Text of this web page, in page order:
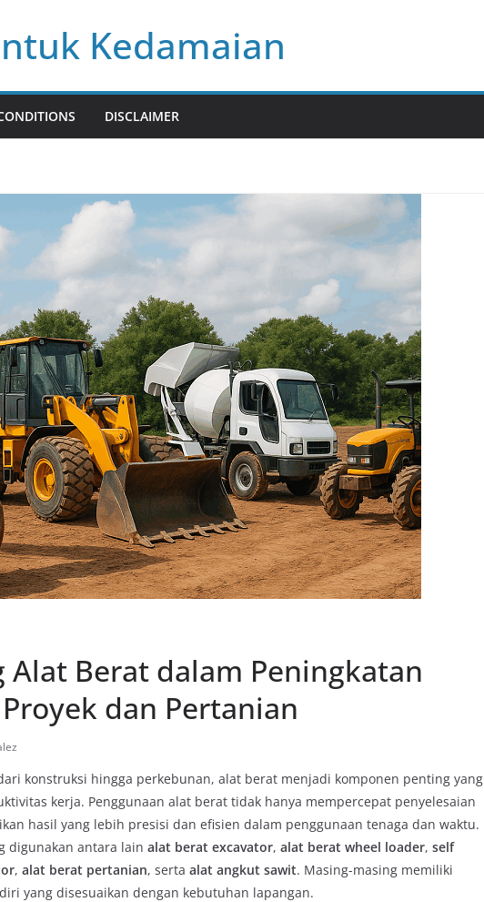
Kedamaian
DISCLAIMER
Alat Berat dalam Peningkatan
dan Pertanian
konstruksi hingga perkebunan, alat berat menjadi komponen penting yang
kerja. Penggunaan alat berat tidak hanya mempercepat penyelesaian
hasil yang lebih presisi dan efisien dalam penggunaan tenaga dan waktu.
digunakan antara lain alat berat excavator, alat berat wheel loader, self
, alat berat pertanian, serta alat angkut sawit. Masing-masing memiliki
yang disesuaikan dengan kebutuhan lapangan.